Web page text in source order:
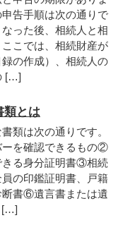
告手順は次の通りで
った後、相続人と相
こでは、相続財産が
の作成）、相続人の
[…]
類とは
類は次の通りです。
を確認できるもの②
きる身分証明書③相続
の印鑑証明書、戸籍
書⑥遺言書または遺
[…]